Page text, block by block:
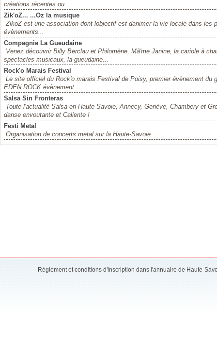
créations récentes ou...
Zik'oZ... ...Oz la musique
ZikoZ est une association dont lobjectif est danimer la vie locale dans
évènements...
Compagnie La Gueudaine
Venez découvrir Billy Berclau et Philomène, Mâ'me Janine, la cariole à
spectacles musicaux, la gueudaine...
Rock'o Marais Festival
Le site officiel du Rock'o marais Festival de Poisy, premier évènement du
EDEN ROCK évènement.
Salsa Sin Fronteras
Toute l'actualité Salsa en Haute-Savoie, Annecy, Genève, Chambery et
danse envoutante et Caliente !
Festi Metal
Organisation de concerts metal sur la Haute-Savoie
Réglement et conditions d'inscription dans l'annuaire de Haute-